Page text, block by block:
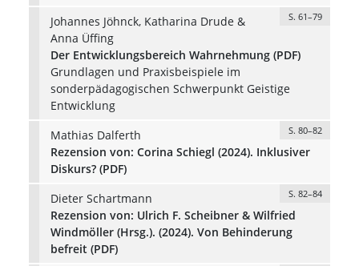
Johannes Jöhnck, Katharina Drude &
Anna Üffing
S. 61–79
Der Entwicklungsbereich Wahrnehmung (PDF)
Grundlagen und Praxisbeispiele im
sonderpädagogischen Schwerpunkt Geistige
Entwicklung
Mathias Dalferth
S. 80–82
Rezension von: Corina Schiegl (2024). Inklusiver
Diskurs? (PDF)
Dieter Schartmann
S. 82–84
Rezension von: Ulrich F. Scheibner & Wilfried
Windmöller (Hrsg.). (2024). Von Behinderung
befreit (PDF)